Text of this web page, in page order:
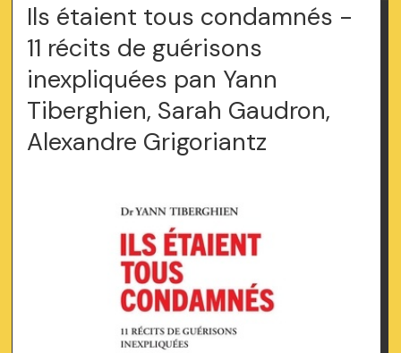
Ils étaient tous condamnés -
11 récits de guérisons
inexpliquées pan Yann
Tiberghien, Sarah Gaudron,
Alexandre Grigoriantz